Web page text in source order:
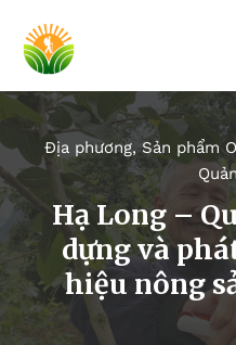
Địa phương,Sản phẩm
Hạ Long –
dựng và
hiệu nông